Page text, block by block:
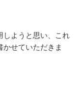
しようと思い、これ
かせていただきま